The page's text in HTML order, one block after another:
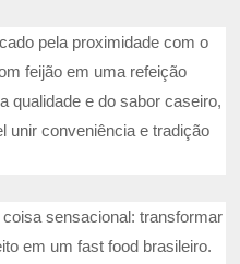
pela proximidade com o
feijão em uma refeição
qualidade e do sabor caseiro,
unir conveniência e tradição
sensacional: transformar
em um fast food brasileiro.